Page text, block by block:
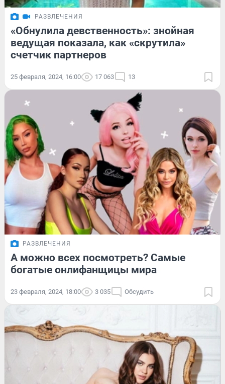
РАЗВЛЕЧЕНИЯ
«Обнулила девственность»: знойная
ведущая показала, как «скрутила»
счетчик партнеров
25 февраля, 2024, 16:00 17 063 13
РАЗВЛЕЧЕНИЯ
А можно всех посмотреть? Самые
богатые онлифанщицы мира
23 февраля, 2024, 18:00 3 035 Обсудить